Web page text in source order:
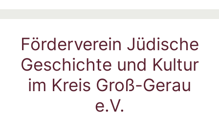
Förderverein Jüdische
Geschichte und Kultur
im Kreis Groß-Gerau
e.V.